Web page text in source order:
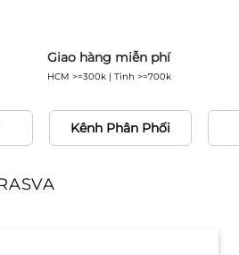
Giao hàng miễn phí
HCM >=300k | Tỉnh >=700k
Kênh Phân Phối